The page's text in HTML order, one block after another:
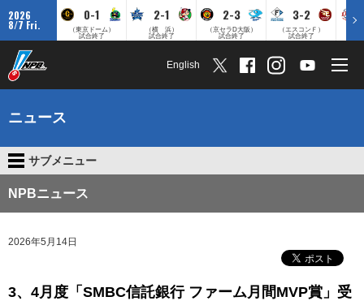
2026
8/7 Fri.
0-1
（東京ドーム）
試合終了
2-1
（横 浜）
試合終了
2-3
（京セラD大阪）
試合終了
3-2
（エスコンＦ）
試合終了
English
ニュース
サブメニュー
NPBニュース
2026年5月14日
3、4月度「SMBC信託銀行 ファーム月間MVP賞」受